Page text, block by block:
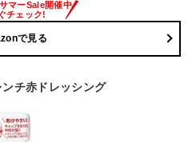
で見る
チ赤ドレッシング